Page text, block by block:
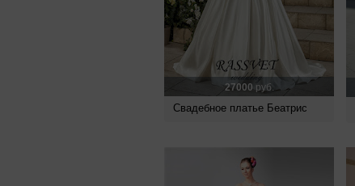
27000 руб.
Свадебное платье Беатрис